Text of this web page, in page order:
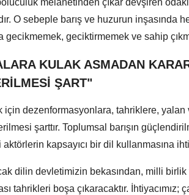
melanetinden çıkar devşiren
O sebeple barış ve huzurun inşasında
gecikmemek, geciktirmemek ve sahip
KULAK ASMADAN
ŞART"
için dezenformasyonlara, tahriklere,
şarttır. Toplumsal barışın
kapsayıcı bir dil kullanmasına
dilin devletimizin bekasından, milli
tahrikleri boşa çıkaracaktır. İhtiyacımız;